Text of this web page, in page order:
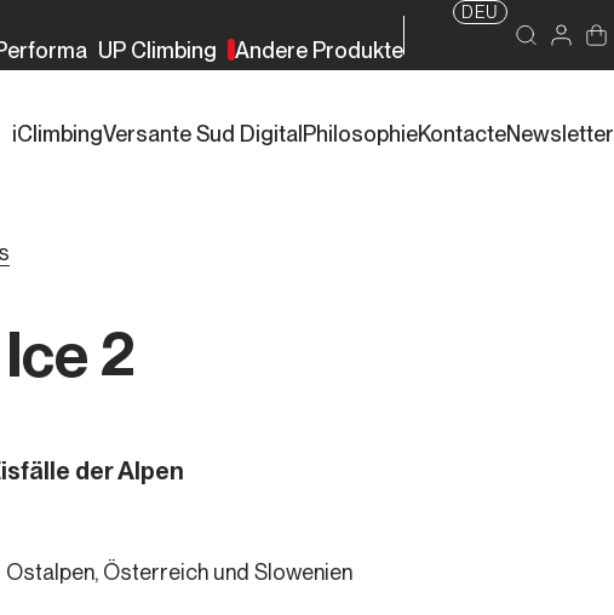
UP Climbing Andere Produkte
DEU
iClimbingVersante Sud Digital PhilosophieKontacteNewsletter
2
der Alpen
Ostalpen, Österreich und Slowenien